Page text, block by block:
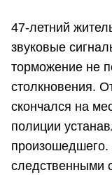
47-летний
звуковые
торможение не
столкновения.
скончался на
полиции
произошедшего.
следственными